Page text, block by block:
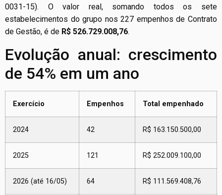
0031-15). O valor real, somando todos os sete
estabelecimentos do grupo nos 227 empenhos de Contrato
de Gestão, é de R$ 526.729.008,76.
Evolução anual: crescimento
de 54% em um ano
Exercício Empenhos Total empenhado
2024 42 R$ 163.150.500,00
2025 121 R$ 252.009.100,00
2026 (até 16/05) 64 R$ 111.569.408,76